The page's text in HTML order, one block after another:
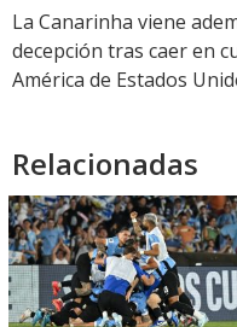
La Canarinha viene
decepción tras caer en
América de Estados
Relacionadas